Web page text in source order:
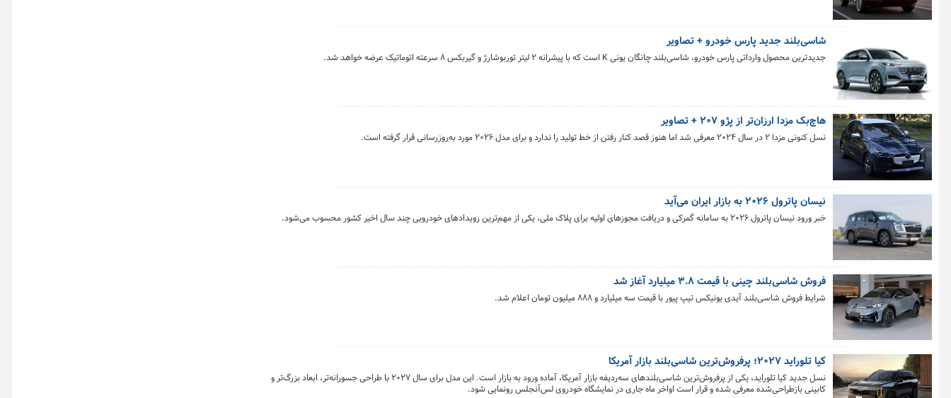
شاسی‌بلند جدید پارس خودرو + تصاویر
جدیدترین محصول وارداتی پارس خودرو، شاسی‌بلند چانگان یونی K است که با پیشرانه ۲ لیتر توربوشارژ و گیربکس ۸ سرعته اتوماتیک عرضه خواهد شد.
هاچ‌بک مزدا ارزان‌تر از پژو ۲۰۷ + تصاویر
نسل کنونی مزدا ۲ در سال ۲۰۲۴ معرفی شد اما هنوز قصد کنار رفتن از خط تولید را ندارد و برای مدل ۲۰۲۶ مورد به‌روزرسانی قرار گرفته است.
نیسان پاترول ۲۰۲۶ به بازار ایران می‌آید
خبر ورود نیسان پاترول ۲۰۲۶ به سامانه گمرکی و دریافت مجوزهای اولیه برای پلاک ملی، یکی از مهم‌ترین رویدادهای خودرویی چند سال اخیر کشور محسوب می‌شود.
فروش شاسی‌بلند چینی با قیمت ۳.۸ میلیارد آغاز شد
شرایط فروش شاسی‌بلند آیدی یونیکس تیپ پیور با قیمت سه میلیارد و ۸۸۸ میلیون تومان اعلام شد.
کیا تلوراید ۲۰۲۷؛ پرفروش‌ترین شاسی‌بلند بازار آمریکا
نسل جدید کیا تلوراید، یکی از پرفروش‌ترین شاسی‌بلندهای سه‌ردیفه بازار آمریکا، آماده ورود به بازار است. این مدل برای سال ۲۰۲۷ با طراحی جسورانه‌تر، ابعاد بزرگ‌تر و
کابینی بازطراحی‌شده معرفی شده و قرار است اواخر ماه جاری در نمایشگاه خودروی لس‌آنجلس رونمایی شود.